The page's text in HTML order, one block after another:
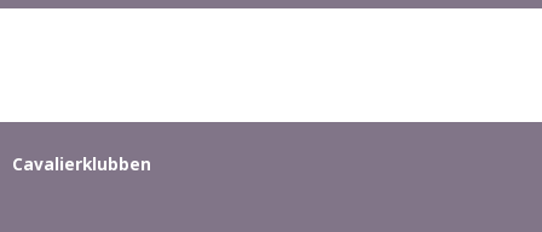
Cavalierklubben